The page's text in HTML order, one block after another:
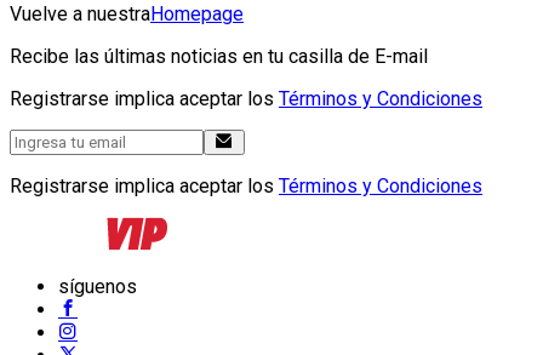
Vuelve a nuestraHomepage
Recibe las últimas noticias en tu casilla de E-mail
Registrarse implica aceptar los Términos y Condiciones
Registrarse implica aceptar los Términos y Condiciones
síguenos